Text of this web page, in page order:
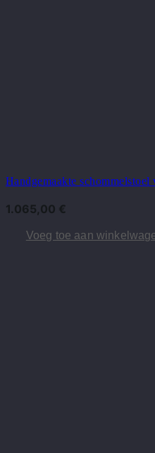
Handgemaakte schommelstoel
1.065,00 €
Voeg toe aan